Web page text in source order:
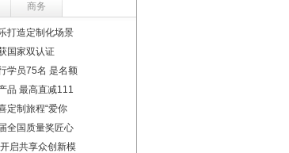
商务
打造定制化场景
国家双认证
学员75名 是名额
品 最高直减111
定制旅程“爱你
全国质量奖匠心
启共享众创新模